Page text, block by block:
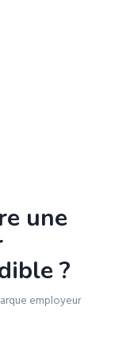
une
?
employeur